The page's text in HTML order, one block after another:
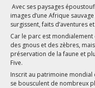
Avec ses paysages
images d’une Afrique
surgissent, faits d’aventures
Car le parc est
des gnous et des zèbres,
préservation de la faune et
Five.
Inscrit au patrimoine mondial
se bousculent de nombreux